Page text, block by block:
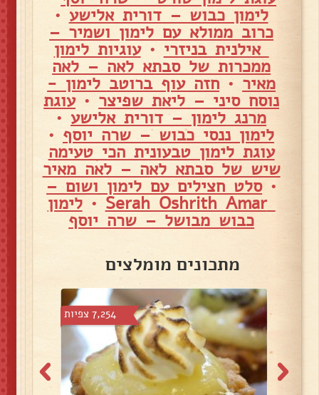
לימון כבוש – דורית אלישע •
כרוב ממולא עם לימון ושמיר –
אילנית בניזרי •עוגיות לימון
ממכרות של סבתא לאה – לאה
מאיר • חזה עוף ברוטב לימון -
נוסח סיני – ליאת שפיצר •עוגת
מרנג לימון – דורית אלישע•
לימון ננסי כבוש – שרה יוסף •
עוגת לימון טבעונית הכי טעימה
שיש של סבתא לאה – לאה מאיר
•סלט חצילים עם לימון ושום –
Serah Oshrith Amar
•לימון
כבוש מבושל – שרה יוסף
מתכונים מומלצים
7,254 צפיות